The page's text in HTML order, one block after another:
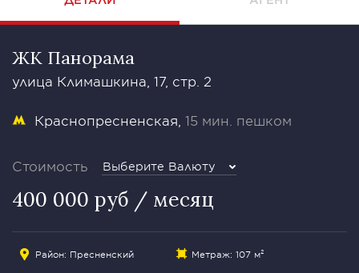
ЖК Панорама
улица Климашкина, 17, стр. 2
Краснопресненская 15 мин. пешком
Стоимость Выберите Валюту
400 000 руб / месяц
Район: Пресненский Метраж: 107 м²